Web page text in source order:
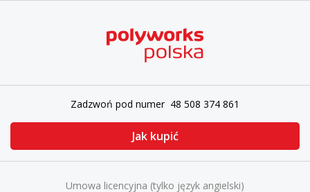
Zadzwoń pod numer 48 508 374 861
Jak kupić
Umowa licencyjna (tylko język angielski)